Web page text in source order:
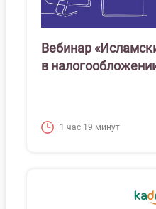
Вебинар
в
1 час 19 минут